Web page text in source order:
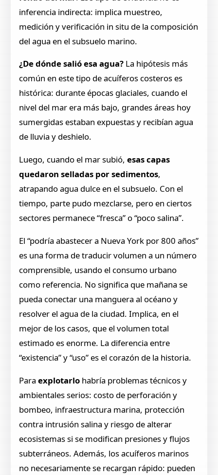
inferencia indirecta: implica muestreo,
medición y verificación in situ de la composición
del agua en el subsuelo marino.
¿De dónde salió esa agua? La hipótesis más
común en este tipo de acuíferos costeros es
histórica: durante épocas glaciales, cuando el
nivel del mar era más bajo, grandes áreas hoy
sumergidas estaban expuestas y recibían agua
de lluvia y deshielo.
Luego, cuando el mar subió,esas capas
quedaron selladas por sedimentos,
atrapando agua dulce en el subsuelo. Con el
tiempo, parte pudo mezclarse, pero en ciertos
sectores permanece “fresca” o “poco salina”.
El “podría abastecer a Nueva York por 800 años”
es una forma de traducir volumen a un número
comprensible, usando el consumo urbano
como referencia. No significa que mañana se
pueda conectar una manguera al océano y
resolver el agua de la ciudad. Implica, en el
mejor de los casos, que el volumen total
estimado es enorme. La diferencia entre
“existencia” y “uso” es el corazón de la historia.
Paraexplotarlo habría problemas técnicos y
ambientales serios: costo de perforación y
bombeo, infraestructura marina, protección
contra intrusión salina y riesgo de alterar
ecosistemas si se modifican presiones y flujos
subterráneos. Además, los acuíferos marinos
no necesariamente se recargan rápido: pueden